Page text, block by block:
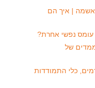
ואשמה | איך הם
עומס נפשי אחרת?
של
כלי התמודדות